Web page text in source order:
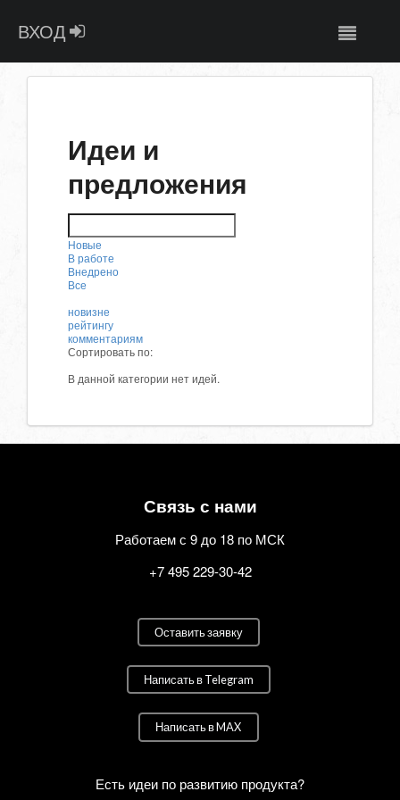
ВХОД
Идеи и
предложения
Новые
В работе
Внедрено
Все
новизне
рейтингу
комментариям
Сортировать по:
В данной категории нет идей.
Связь с нами
Работаем с 9 до 18 по МСК
+7 495 229-30-42
Оставить заявку
Написать в Telegram
Написать в MAX
Есть идеи по развитию продукта?